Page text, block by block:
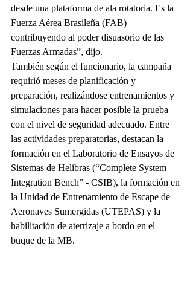
desde una plataforma de ala rotatoria. Es la
Fuerza Aérea Brasileña (FAB)
contribuyendo al poder disuasorio de las
Fuerzas Armadas”, dijo.
También según el funcionario, la campaña
requirió meses de planificación y
preparación, realizándose entrenamientos y
simulaciones para hacer posible la prueba
con el nivel de seguridad adecuado. Entre
las actividades preparatorias, destacan la
formación en el Laboratorio de Ensayos de
Sistemas de Helibras (“Complete System
Integration Bench” - CSIB), la formación en
la Unidad de Entrenamiento de Escape de
Aeronaves Sumergidas (UTEPAS) y la
habilitación de aterrizaje a bordo en el
buque de la MB.